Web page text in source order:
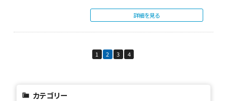
詳細を見る
1 2 3 4
カテゴリー